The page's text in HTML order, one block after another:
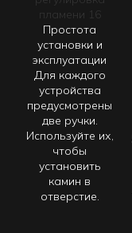
Простота
установки и
эксплуатации
Для каждого
устройства
предусмотрены
две ручки.
Используйте их,
чтобы
установить
камин в
отверстие.